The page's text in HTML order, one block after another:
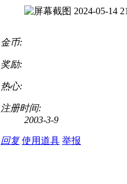
金币:
奖励:
热心:
注册时间:
2003-3-9
回复 使用道具 举报